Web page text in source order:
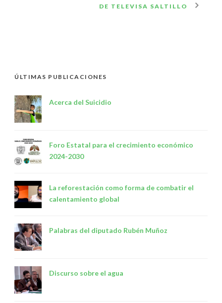
DE TELEVISA SALTILLO
ÚLTIMAS PUBLICACIONES
Acerca del Suicidio
Foro Estatal para el crecimiento económico
2024-2030
La reforestación como forma de combatir el
calentamiento global
Palabras del diputado Rubén Muñoz
Discurso sobre el agua